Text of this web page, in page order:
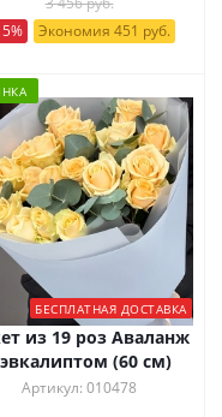
Экономия 451 руб.
БЕСПЛАТНАЯ ДОСТАВКА
из 19 роз Аваланж
(60 см)
Артикул: 010478